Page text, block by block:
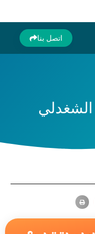
اتصل بنا